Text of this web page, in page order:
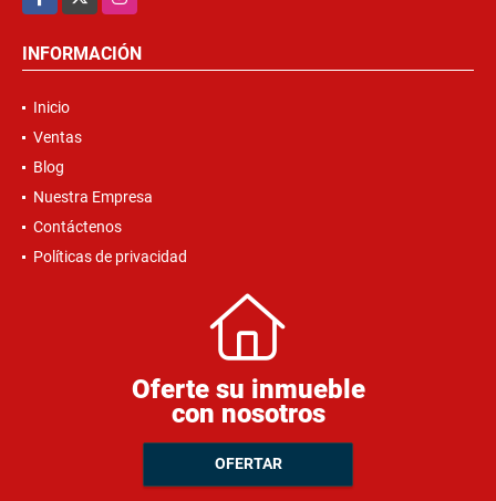
INFORMACIÓN
Inicio
Ventas
Blog
Nuestra Empresa
Contáctenos
Políticas de privacidad
Oferte su inmueble
con nosotros
OFERTAR